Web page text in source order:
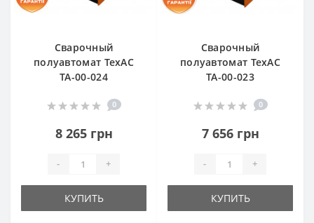
Сварочный
полуавтомат ТехАС
ТА-00-024
0
8 265 грн
- +
КУПИТЬ
Сварочный
полуавтомат ТехАС
ТА-00-023
0
7 656 грн
- +
КУПИТЬ